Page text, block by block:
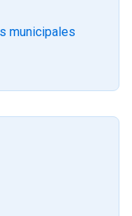
municipales